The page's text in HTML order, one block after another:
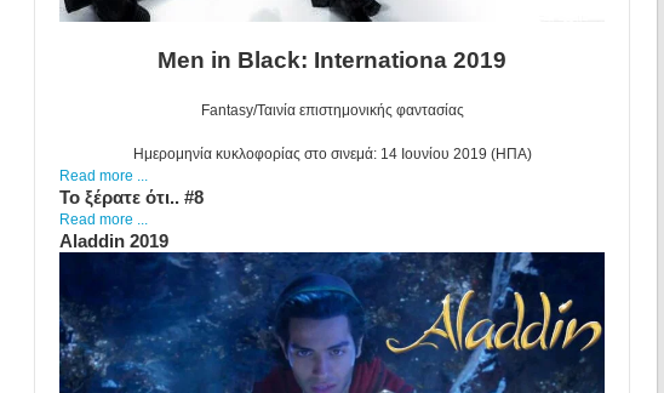
Men in Black: Internationa 2019
Fantasy/Ταινία επιστημονικής φαντασίας
Ημερομηνία κυκλοφορίας στο σινεμά: 14 Ιουνίου 2019 (ΗΠΑ)
Read more ...
Το ξέρατε ότι.. #8
Read more ...
Aladdin 2019